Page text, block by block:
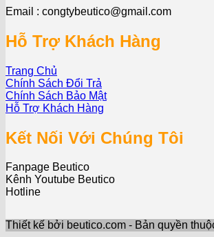
Email : congtybeutico@gmail.com
Hỗ Trợ Khách Hàng
Trang Chủ
Chính Sách Đổi Trả
Chính Sách Bảo Mật
Hỗ Trợ Khách Hàng
Kết Nối Với Chúng Tôi
Fanpage Beutico
Kênh Youtube Beutico
Hotline
Thiết kế bởi beutico.com - Bản quyền